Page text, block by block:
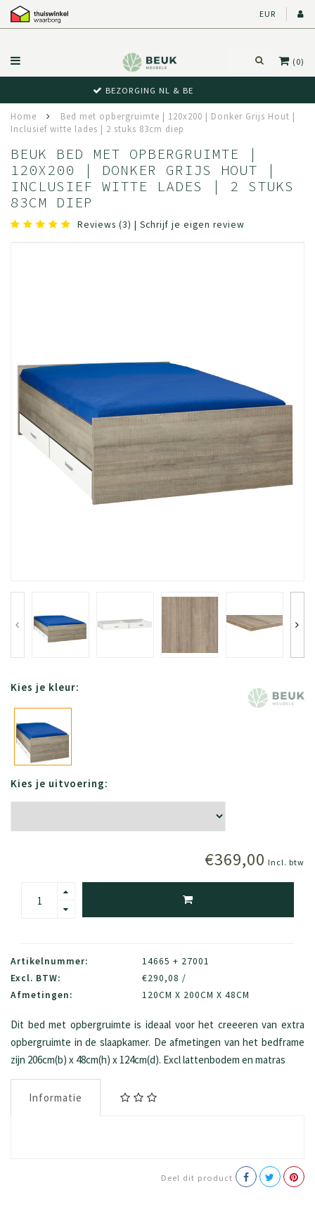
EUR
(0)
BEWUST RETOUR
Home
Bed met opbergruimte | 120x200 | Donker Grijs Hout |
Inclusief witte lades | 2 stuks 83cm diep
BEUK BED MET OPBERGRUIMTE |
120X200 | DONKER GRIJS HOUT |
INCLUSIEF WITTE LADES | 2 STUKS
83CM DIEP
Reviews (3) | Schrijf je eigen review
Kies je kleur:
Kies je uitvoering:
€369,00 Incl. btw
Artikelnummer:
14665 + 27001
Excl. BTW:
€290,08 /
Afmetingen:
120CM X 200CM X 48CM
Dit bed met opbergruimte is ideaal voor het creeeren van extra
opbergruimte in de slaapkamer. De afmetingen van het bedframe
zijn 206cm(b) x 48cm(h) x 124cm(d). Excl lattenbodem en matras
Informatie
Deel dit product